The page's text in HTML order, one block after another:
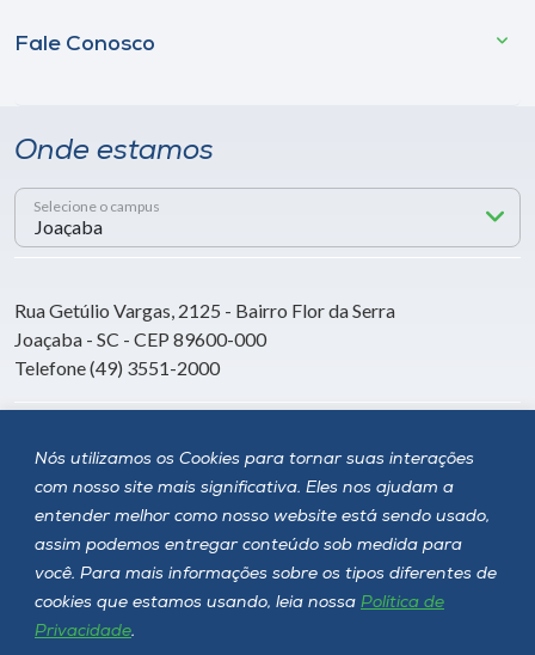
Nós utilizamos os Cookies para tornar suas interações
com nosso site mais significativa. Eles nos ajudam a
entender melhor como nosso website está sendo usado,
assim podemos entregar conteúdo sob medida para
você. Para mais informações sobre os tipos diferentes de
cookies que estamos usando, leia nossa Política de
Privacidade.
Fale Conosco
Onde estamos
Selecione o campus
Rua Getúlio Vargas, 2125 - Bairro Flor da Serra
Joaçaba - SC - CEP 89600-000
Telefone (49) 3551-2000
Siga a Unoesc